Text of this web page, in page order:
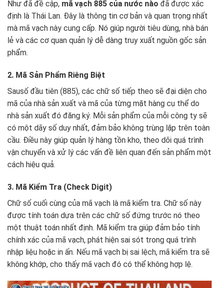
Như đã đề cập, mã vạch 885 của nước nào đã được xác
định là Thái Lan. Đây là thông tin cơ bản và quan trọng nhất
mà mã vạch này cung cấp. Nó giúp người tiêu dùng, nhà bán
lẻ và các cơ quan quản lý dễ dàng truy xuất nguồn gốc sản
phẩm.
2. Mã Sản Phẩm Riêng Biệt
Sausố đầu tiên (885), các chữ số tiếp theo sẽ đại diện cho
mã của nhà sản xuất và mã của từng mặt hàng cụ thể do
nhà sản xuất đó đăng ký. Mỗi sản phẩm của mỗi công ty sẽ
có một dãy số duy nhất, đảm bảo không trùng lặp trên toàn
cầu. Điều này giúp quản lý hàng tồn kho, theo dõi quá trình
vận chuyển và xử lý các vấn đề liên quan đến sản phẩm một
cách hiệu quả.
3. Mã Kiểm Tra (Check Digit)
Chữ số cuối cùng của mã vạch là mã kiểm tra. Chữ số này
được tính toán dựa trên các chữ số đứng trước nó theo
một thuật toán nhất định. Mã kiểm tra giúp đảm bảo tính
chính xác của mã vạch, phát hiện sai sót trong quá trình
nhập liệu hoặc in ấn. Nếu mã vạch bị sai lệch, mã kiểm tra sẽ
không khớp, cho thấy mã vạch đó có thể không hợp lệ.